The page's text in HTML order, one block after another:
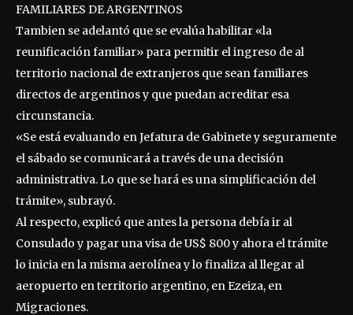
FAMILIARES DE ARGENTINOS
Tambien se adelantó que se evalúa habilitar «la
reunificación familiar» para permitir el ingreso de al
territorio nacional de extranjeros que sean familiares
directos de argentinos y que puedan acreditar esa
circunstancia.
«Se está evaluando en Jefatura de Gabinete y seguramente
el sábado se comunicará a través de una decisión
administrativa. Lo que se hará es una simplificación del
trámite», subrayó.
Al respecto, explicó que antes la persona debía ir al
Consulado y pagar una visa de US$ 800 y ahora el trámite
lo inicia en la misma aerolínea y lo finaliza al llegar al
aeropuerto en territorio argentino, en Ezeiza, en
Migraciones.